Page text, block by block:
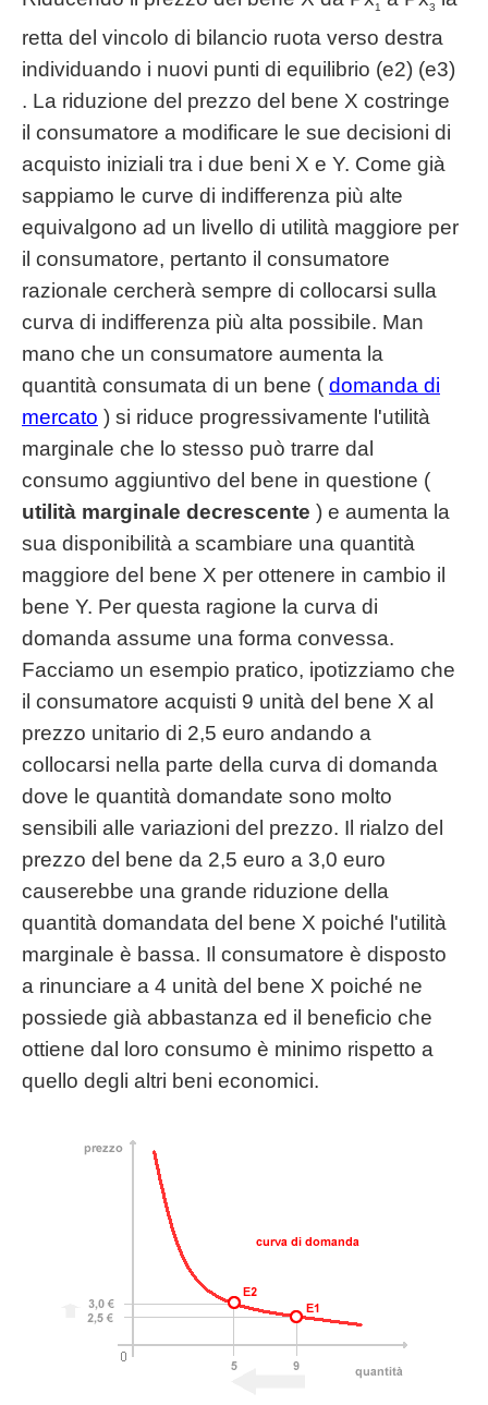
1 3
retta del vincolo di bilancio ruota verso destra
individuando i nuovi punti di equilibrio (e2) (e3)
. La riduzione del prezzo del bene X costringe
il consumatore a modificare le sue decisioni di
acquisto iniziali tra i due beni X e Y. Come già
sappiamo le curve di indifferenza più alte
equivalgono ad un livello di utilità maggiore per
il consumatore, pertanto il consumatore
razionale cercherà sempre di collocarsi sulla
curva di indifferenza più alta possibile. Man
mano che un consumatore aumenta la
quantità consumata di un bene ( domanda di
mercato ) si riduce progressivamente l'utilità
marginale che lo stesso può trarre dal
consumo aggiuntivo del bene in questione (
utilità marginale decrescente ) e aumenta la
sua disponibilità a scambiare una quantità
maggiore del bene X per ottenere in cambio il
bene Y. Per questa ragione la curva di
domanda assume una forma convessa.
Facciamo un esempio pratico, ipotizziamo che
il consumatore acquisti 9 unità del bene X al
prezzo unitario di 2,5 euro andando a
collocarsi nella parte della curva di domanda
dove le quantità domandate sono molto
sensibili alle variazioni del prezzo. Il rialzo del
prezzo del bene da 2,5 euro a 3,0 euro
causerebbe una grande riduzione della
quantità domandata del bene X poiché l'utilità
marginale è bassa. Il consumatore è disposto
a rinunciare a 4 unità del bene X poiché ne
possiede già abbastanza ed il beneficio che
ottiene dal loro consumo è minimo rispetto a
quello degli altri beni economici.